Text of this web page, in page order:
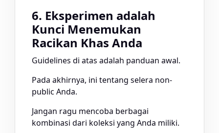
6. Eksperimen adalah
Kunci Menemukan
Racikan Khas Anda
Guidelines di atas adalah panduan awal.
Pada akhirnya, ini tentang selera non-
public Anda.
Jangan ragu mencoba berbagai
kombinasi dari koleksi yang Anda miliki.